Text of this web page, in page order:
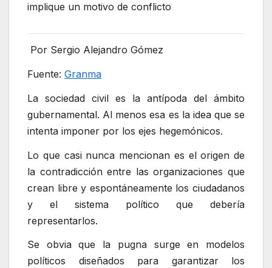
implique un motivo de conflicto
Por Sergio Alejandro Gómez
Fuente: Granma
La sociedad civil es la antípoda del ámbito
gubernamental. Al menos esa es la idea que se
intenta imponer por los ejes hegemónicos.
Lo que casi nunca mencionan es el origen de
la contradicción entre las organizaciones que
crean libre y espontáneamente los ciudadanos
y el sistema político que debería
representarlos.
Se obvia que la pugna surge en modelos
políticos diseñados para garantizar los